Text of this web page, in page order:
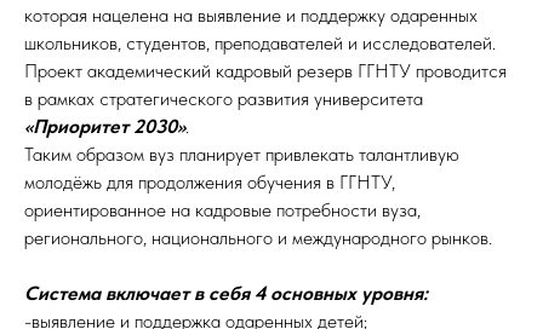
которая нацелена на выявление и поддержку одаренных
школьников, студентов, преподавателей и исследователей.
Проект академический кадровый резерв ГГНТУ проводится
в рамках стратегического развития университета
«Приоритет 2030».
Таким образом вуз планирует привлекать талантливую
молодёжь для продолжения обучения в ГГНТУ,
ориентированное на кадровые потребности вуза,
регионального, национального и международного рынков.
Система включает в себя 4 основных уровня:
-выявление и поддержка одаренных детей;